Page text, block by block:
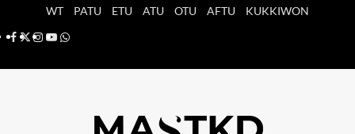
WT PATU ETU ATU OTU AFTU
KUKKIWON
Facebook
X Instagram
YouTube
Whatsapp